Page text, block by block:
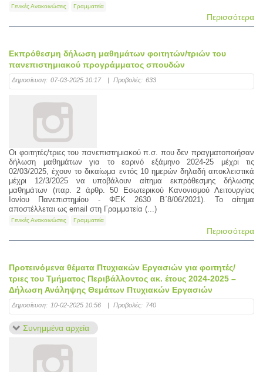
Γενικές Ανακοινώσεις Γραμματεία
Περισσότερα
Εκπρόθεσμη δήλωση μαθημάτων φοιτητών/τριών του
πανεπιστημιακού προγράμματος σπουδών
Δημοσίευση: 07-03-2025 10:17 | Προβολές: 633
Οι φοιτητές/τριες του πανεπιστημιακού π.σ. που δεν πραγματοποιήσαν
δήλωση μαθημάτων για το εαρινό εξάμηνο 2024-25 μέχρι τις
02/03/2025, έχουν το δικαίωμα εντός 10 ημερών δηλαδή αποκλειστικά
μέχρι 12/3/2025 να υποβάλουν αίτημα εκπρόθεσμης δήλωσης
μαθημάτων (παρ. 2 άρθρ. 50 Εσωτερικού Κανονισμού Λειτουργίας
Ιονίου Πανεπιστημίου - ΦΕΚ 2630 Β΄8/06/2021). Το αίτημα
αποστέλλεται ως email στη Γραμματεία (...)
Γενικές Ανακοινώσεις Γραμματεία
Περισσότερα
Προτεινόμενα θέματα Πτυχιακών Εργασιών για φοιτητές/
τριες του Τμήματος Περιβάλλοντος ακ. έτους 2024-2025 –
Δήλωση Ανάληψης Θεμάτων Πτυχιακών Εργασιών
Δημοσίευση: 10-02-2025 10:56 | Προβολές: 740
Συνημμένα αρχεία